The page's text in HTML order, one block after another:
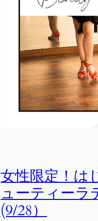
女性限定！は
ューティー
(9/28）